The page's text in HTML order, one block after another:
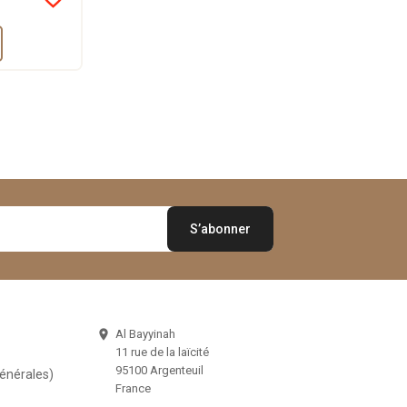
 Al Bayyinah
11 rue de la laïcité
95100 Argenteuil
France